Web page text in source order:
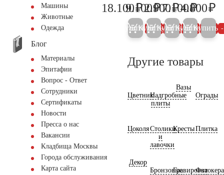
Машины
Животные
Одежда
Блог
Материалы
Эпитафии
Вопрос - Ответ
Сотрудники
Сертификаты
Новости
Пресса о нас
Вакансии
Кладбища Москвы
Города обслуживания
Карта сайта
19.000
18.100₽
Купить 5%
9.600
9.100₽
Купить 5%
3.000
2.900₽
Купить 5%
7.500
7.100₽
Купить 5%
4.800₽
Купить
Другие товары
ЦветникНадгробные
плиты
Вазы
Ограды
ЦоколяСтолики
и
лавочки
КрестыПлитка
Декор
БронзовыеГравировка